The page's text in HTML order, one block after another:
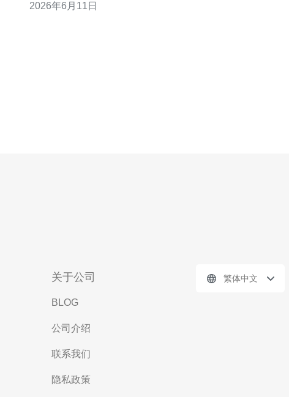
明确业务需求：静态资源分发、视频点播/直播、接口加速
2026年6月11日
关于公司
BLOG
公司介绍
联系我们
隐私政策
繁体中文